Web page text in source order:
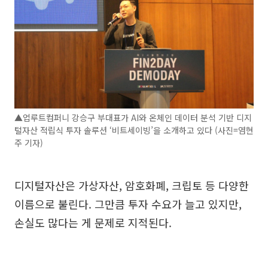
▲업루트컴퍼니 강승구 부대표가 AI와 온체인 데이터 분석 기반 디지
털자산 적립식 투자 솔루션 ‘비트세이빙’을 소개하고 있다 (사진=염현
주 기자)
디지털자산은 가상자산, 암호화폐, 크립토 등 다양한
이름으로 불린다. 그만큼 투자 수요가 늘고 있지만,
손실도 많다는 게 문제로 지적된다.